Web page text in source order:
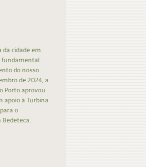
da cidade em
fundamental
do nosso
de 2024, a
Porto aprovou
apoio à Turbina
o